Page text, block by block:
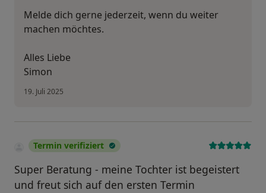
Melde dich gerne jederzeit, wenn du weiter
machen möchtes.
Alles Liebe
Simon
19. Juli 2025
Termin verifiziert
Super Beratung - meine Tochter ist begeistert
und freut sich auf den ersten Termin